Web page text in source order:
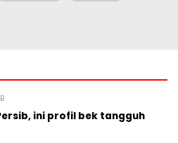
ini profil bek tangguh